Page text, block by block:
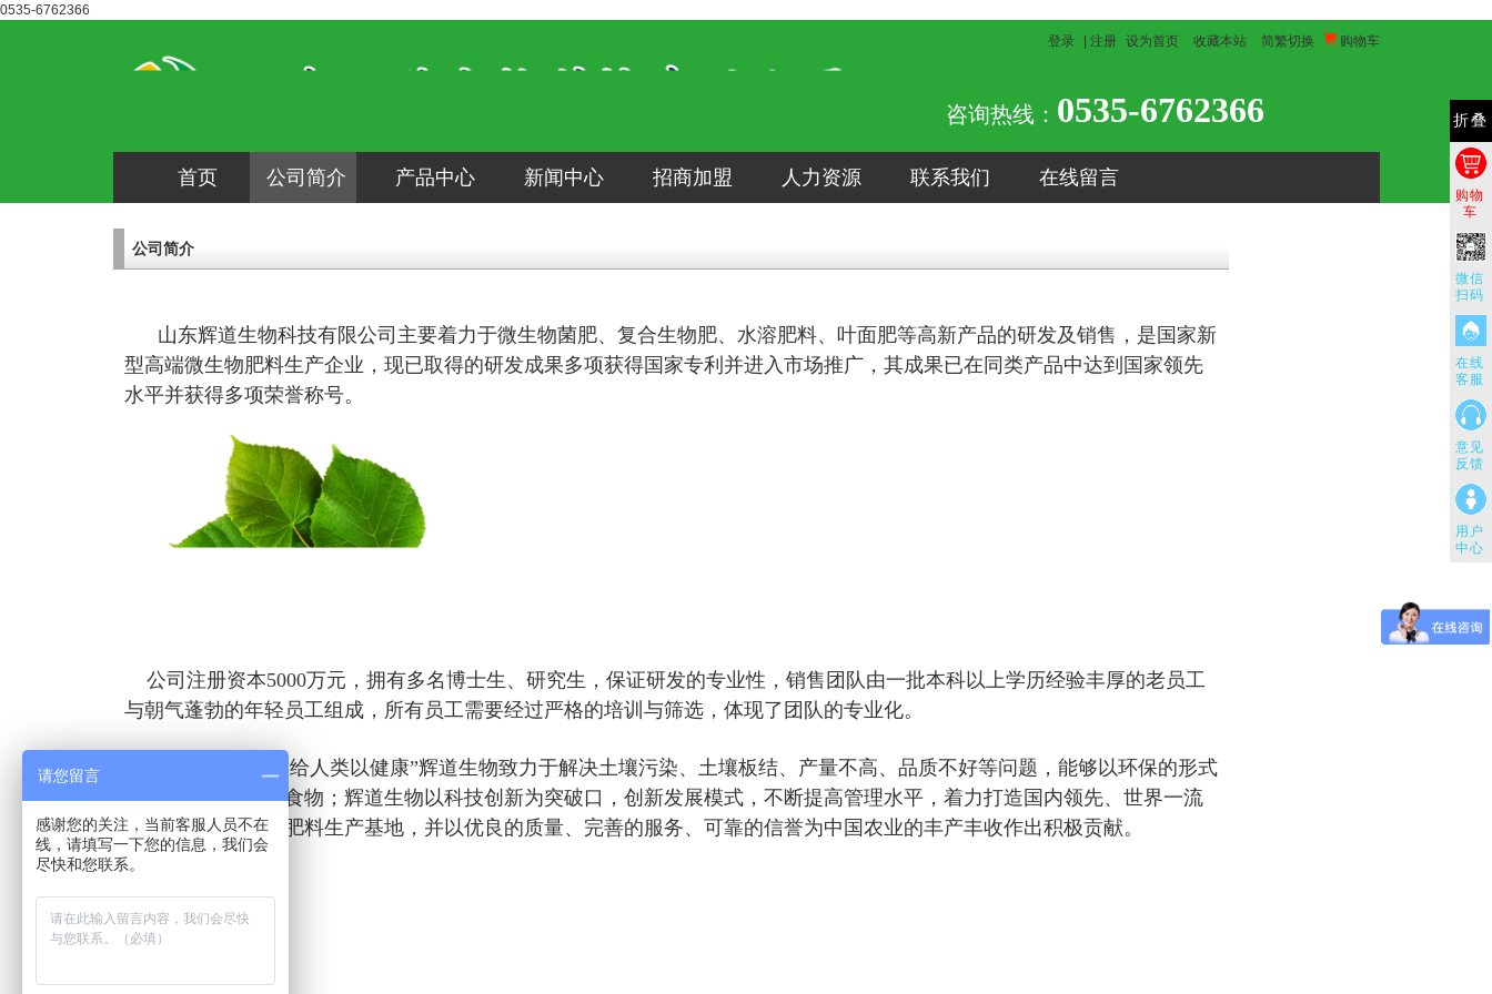
0535-6762366
折叠
购物
车
微信
扫码
在线
客服
意见
反馈
用户
中心
咨询热线： 0535-6762366
登录 注册 设为首页 收藏本站 简繁切换 购物车
首页 公司简介 产品中心 新闻中心 招商加盟 人力资源 联系我们 在线留言
公司简介
山东辉道生物科技有限公司主要着力于微生物菌肥、复合生物肥、水溶肥料、叶面肥等高新产品的研发及销售，是国家新
型高端微生物肥料生产企业，现已取得的研发成果多项获得国家专利并进入市场推广，其成果已在同类产品中达到国家领先
水平并获得多项荣誉称号。
公司注册资本5000万元，拥有多名博士生、研究生，保证研发的专业性，销售团队由一批本科以上学历经验丰厚的老员工
与朝气蓬勃的年轻员工组成，所有员工需要经过严格的培训与筛选，体现了团队的专业化。
“还大地予生态，给人类以健康”辉道生物致力于解决土壤污染、土壤板结、产量不高、品质不好等问题，能够以环保的形式
让人们吃上健康的食物；辉道生物以科技创新为突破口，创新发展模式，不断提高管理水平，着力打造国内领先、世界一流
的新型高端微生物肥料生产基地，并以优良的质量、完善的服务、可靠的信誉为中国农业的丰产丰收作出积极贡献。
请您留言
感谢您的关注，当前客服人员不在
线，请填写一下您的信息，我们会
尽快和您联系。